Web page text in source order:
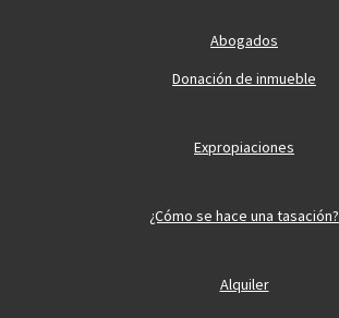
Abogados
Donación de inmueble
Expropiaciones
¿Cómo se hace una tasación?
Alquiler